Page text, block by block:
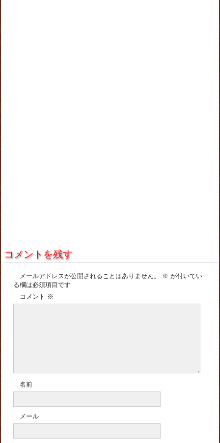
コメントを残す
メールアドレスが公開されることはありません。 ※ が付いてい
る欄は必須項目です
コメント ※
名前
メール